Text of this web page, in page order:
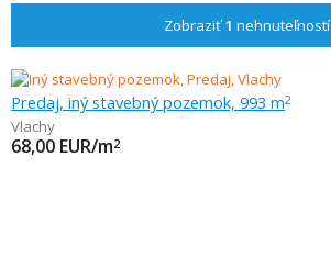
Zobraziť1 nehnuteľností
Predaj, iný stavebný pozemok, 993 m2
Vlachy
68,00 EUR/m2